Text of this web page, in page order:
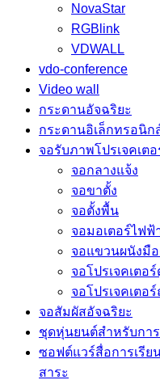
NovaStar
RGBlink
VDWALL
vdo-conference
Video wall
กระดานอัจฉริยะ
กระดานอิเล็กทรอนิก
จอรับภาพโปรเจคเตอ
จอกลางแจ้ง
จอขาตั้ง
จอตั้งพื้น
จอมอเตอร์ไฟฟ้
จอแขวนผนังมือ
จอโปรเจคเตอ
จอโปรเจคเตอ
จอสัมผัสอัจฉริยะ
ชุดหุ่นยนต์สำหรับการ
ซอฟต์แวร์สื่อการเรีย
สาระ